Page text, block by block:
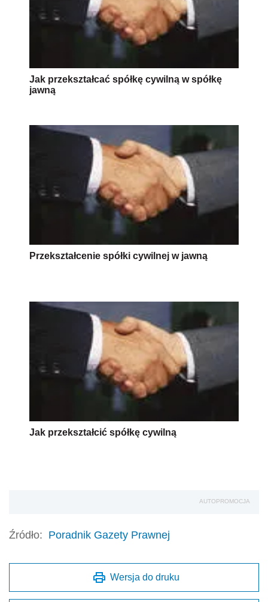
Jak przekształcać spółkę cywilną w spółkę
jawną
Przekształcenie spółki cywilnej w jawną
Jak przekształcić spółkę cywilną
AUTOPROMOCJA
Źródło: Poradnik Gazety Prawnej
Wersja do druku